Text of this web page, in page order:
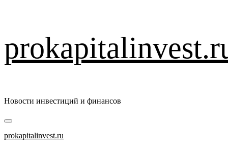
к
содержимому
Новости инвестиций и финансов
Основное
меню
prokapitalinvest.ru